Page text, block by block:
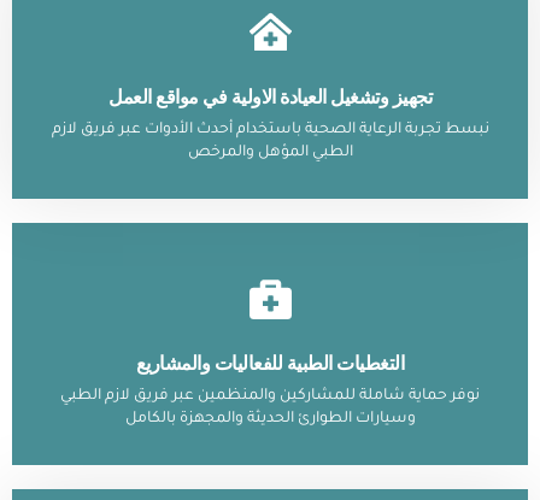
التغطيات الطبية للفعاليات والمشاريع
نوفر حماية شاملة للمشاركين والمنظمين عبر فريق لازم الطبي
وسيارات الطوارئ الحديثة والمجهزة بالكامل
تجهيز وتشغيل العيادة الاولية في مواقع العمل
نبسط تجربة الرعاية الصحية باستخدام أحدث الأدوات عبر فريق لازم
الطبي المؤهل والمرخص